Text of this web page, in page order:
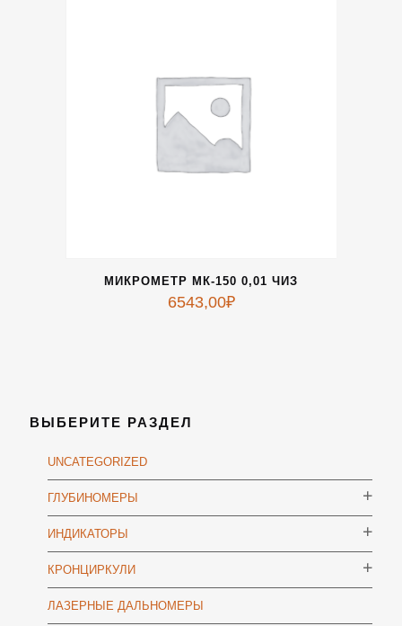
МИКРОМЕТР МК-150 0,01 ЧИЗ
6543,00₽
ВЫБЕРИТЕ РАЗДЕЛ
UNCATEGORIZED
ГЛУБИНОМЕРЫ
ИНДИКАТОРЫ
КРОНЦИРКУЛИ
ЛАЗЕРНЫЕ ДАЛЬНОМЕРЫ